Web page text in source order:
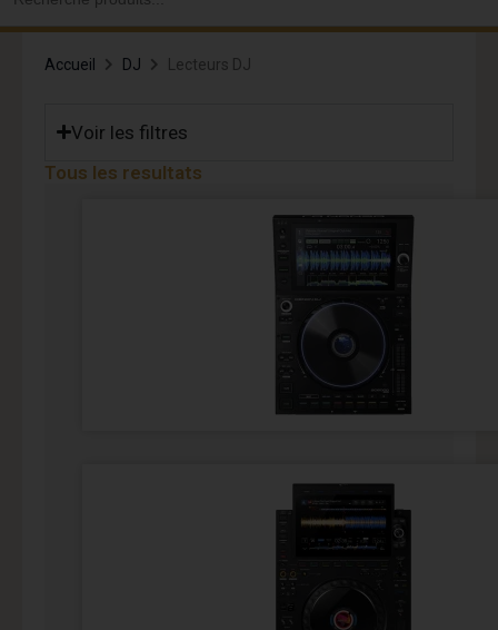
Accueil DJ Lecteurs DJ
Voir les filtres
Tous les resultats